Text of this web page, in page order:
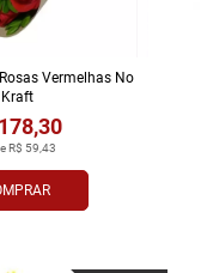
R$ 59,43
Vermelhas No
Kraft